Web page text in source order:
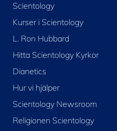
Scientology
Kurser i Scientology
L. Ron Hubbard
Hitta Scientology Kyrkor
Dianetics
Hur vi hjälper
Scientology Newsroom
Religionen Scientology